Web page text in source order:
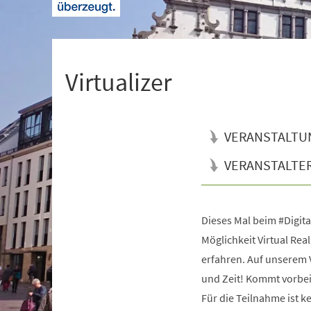
Virtualizer
Dieses Mal beim
Möglichkeit Virtual
erfahren. Auf unserem
und Zeit! Kommt
Für die Teilnahme ist